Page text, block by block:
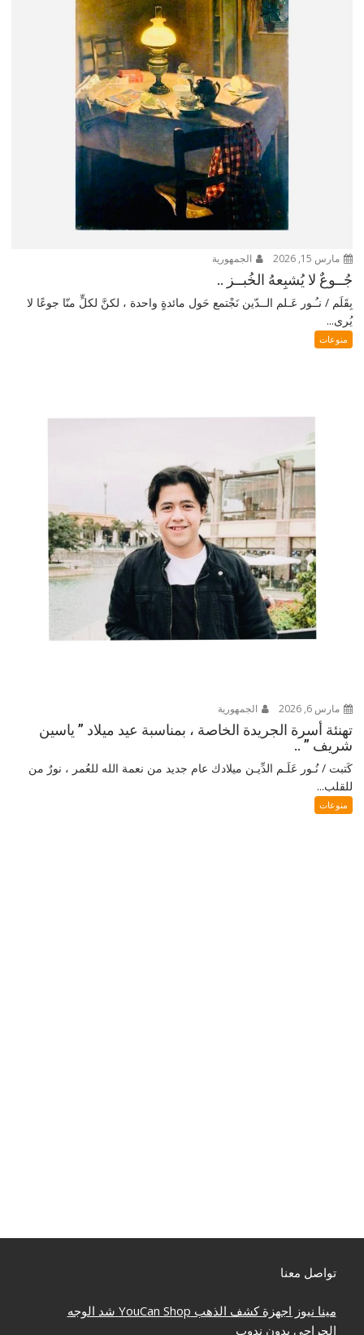
مارس 15, 2026 الجمهورية
جُــوعٌ لا يُشبِعهُ الخُبــز ..
بِقَلَم / نـُـور عَـلم الــدّين نَجْتمع حَول مائدةٍ واحدة ، لكنَّ لكلٍّ منّا جوعًا لا
يُرى...
منوعات
مارس 6, 2026 الجمهورية
تهنئة أسرة الجريدة الخاصة ، بمناسبة عيد ميلاد ” ياسين
شريف ” ..
كَتبت / نُـور عَلَـم الدِّيـن ميلادك عام جديد من نعمة الله للعُمر ، نورٌ من
للقلب...
منوعات
تواصل معنا
مينا نيوز اجهزة كشف الذهب YouCan Shop شد الوجه
الجراحي بدون ندوب